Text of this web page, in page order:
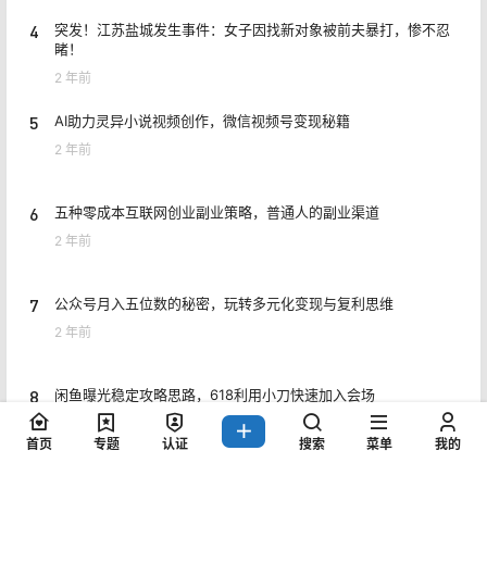
4
突发！江苏盐城发生事件：女子因找新对象被前夫暴打，惨不忍
睹！
2 年前
5 AI助力灵异小说视频创作，微信视频号变现秘籍
2 年前
6 五种零成本互联网创业副业策略，普通人的副业渠道
2 年前
7 公众号月入五位数的秘密，玩转多元化变现与复利思维
2 年前
8 闲鱼曝光稳定攻略思路，618利用小刀快速加入会场
首页 专题 认证 搜索 菜单 我的